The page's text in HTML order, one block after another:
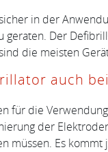
in der
geraten. Der
die meisten
auch
für die
der
müssen. Es